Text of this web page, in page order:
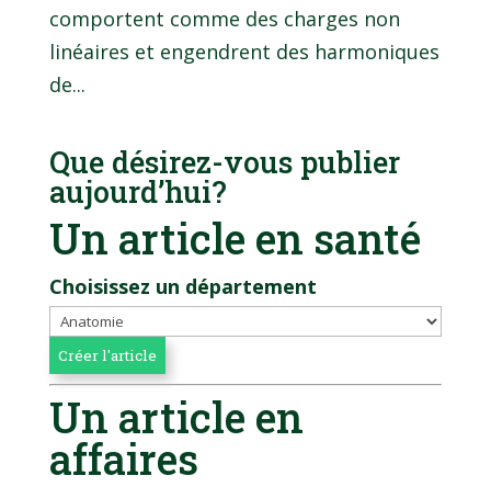
comportent comme des charges non
linéaires et engendrent des harmoniques
de...
Que désirez-vous publier
aujourd’hui?
Un article en santé
Choisissez un département
Un article en
affaires